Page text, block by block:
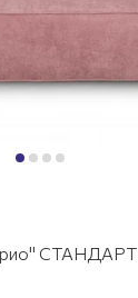
СТАНДАРТ